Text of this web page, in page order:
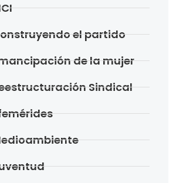
el partido
de la mujer
Sindical